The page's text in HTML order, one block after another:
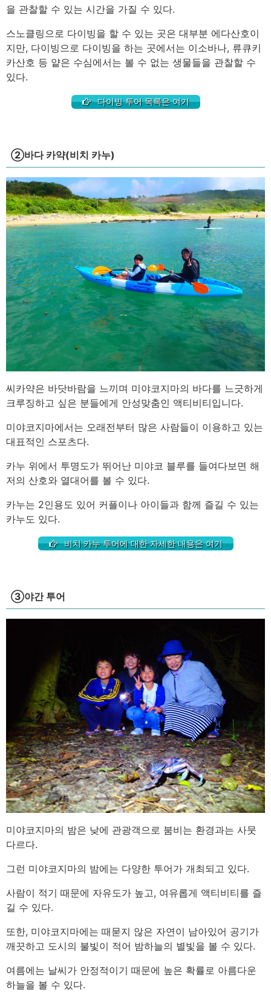
을 관찰할 수 있는 시간을 가질 수 있다.
스노클링으로 다이빙을 할 수 있는 곳은 대부분 에다산호이
지만, 다이빙으로 다이빙을 하는 곳에서는 이소바나, 류큐키
카산호 등 얕은 수심에서는 볼 수 없는 생물들을 관찰할 수
있다.
다이빙 투어 목록은 여기
②바다 카약(비치 카누)
씨카약은 바닷바람을 느끼며 미야코지마의 바다를 느긋하게
크루징하고 싶은 분들에게 안성맞춤인 액티비티입니다.
미야코지마에서는 오래전부터 많은 사람들이 이용하고 있는
대표적인 스포츠다.
카누 위에서 투명도가 뛰어난 미야코 블루를 들여다보면 해
저의 산호와 열대어를 볼 수 있다.
카누는 2인용도 있어 커플이나 아이들과 함께 즐길 수 있는
카누도 있다.
비치 카누 투어에 대한 자세한 내용은 여기
③야간 투어
미야코지마의 밤은 낮에 관광객으로 붐비는 환경과는 사뭇
다르다.
그런 미야코지마의 밤에는 다양한 투어가 개최되고 있다.
사람이 적기 때문에 자유도가 높고, 여유롭게 액티비티를 즐
길 수 있다.
또한, 미야코지마에는 때묻지 않은 자연이 남아있어 공기가
깨끗하고 도시의 불빛이 적어 밤하늘의 별빛을 볼 수 있다.
여름에는 날씨가 안정적이기 때문에 높은 확률로 아름다운
하늘을 볼 수 있다.